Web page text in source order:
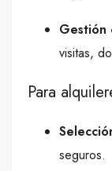
Gestión
visitas,
Para
seguros.